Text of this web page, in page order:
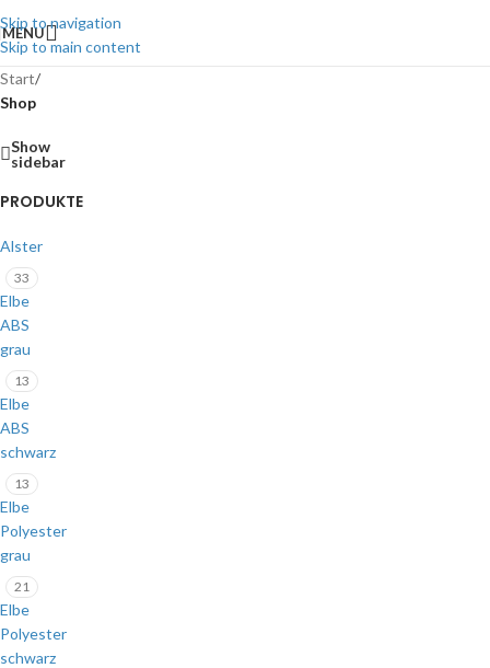
Skip to navigation
Skip to main content
MENU
Start/
Shop
Show
sidebar
PRODUKTE
Alster
33
Elbe
ABS
grau
13
Elbe
ABS
schwarz
13
Elbe
Polyester
grau
21
Elbe
Polyester
schwarz